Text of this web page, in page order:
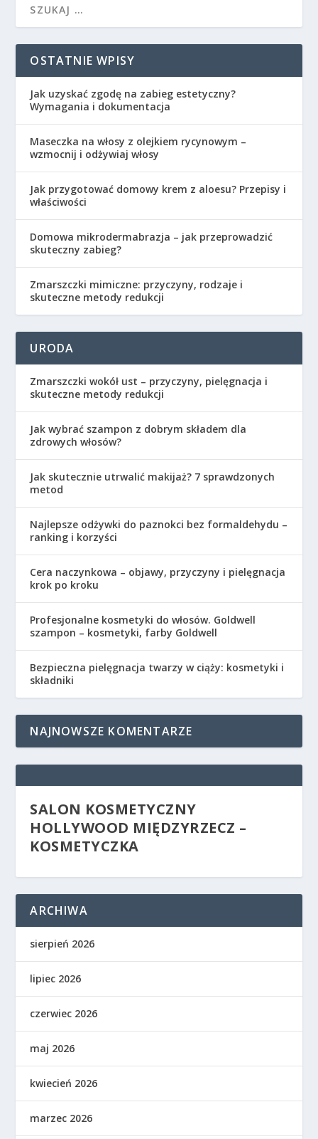
OSTATNIE WPISY
Jak uzyskać zgodę na zabieg estetyczny?
Wymagania i dokumentacja
Maseczka na włosy z olejkiem rycynowym –
wzmocnij i odżywiaj włosy
Jak przygotować domowy krem z aloesu? Przepisy i
właściwości
Domowa mikrodermabrazja – jak przeprowadzić
skuteczny zabieg?
Zmarszczki mimiczne: przyczyny, rodzaje i
skuteczne metody redukcji
URODA
Zmarszczki wokół ust – przyczyny, pielęgnacja i
skuteczne metody redukcji
Jak wybrać szampon z dobrym składem dla
zdrowych włosów?
Jak skutecznie utrwalić makijaż? 7 sprawdzonych
metod
Najlepsze odżywki do paznokci bez formaldehydu –
ranking i korzyści
Cera naczynkowa – objawy, przyczyny i pielęgnacja
krok po kroku
Profesjonalne kosmetyki do włosów. Goldwell
szampon – kosmetyki, farby Goldwell
Bezpieczna pielęgnacja twarzy w ciąży: kosmetyki i
składniki
NAJNOWSZE KOMENTARZE
SALON KOSMETYCZNY
HOLLYWOOD MIĘDZYRZECZ –
KOSMETYCZKA
ARCHIWA
sierpień 2026
lipiec 2026
czerwiec 2026
maj 2026
kwiecień 2026
marzec 2026